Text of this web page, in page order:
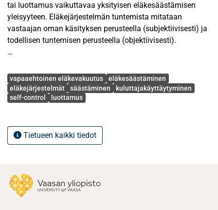
tai luottamus vaikuttavaa yksityisen eläkesäästämisen
yleisyyteen. Eläkejärjestelmän tuntemista mitataan
vastaajan oman käsityksen perusteella (subjektiivisesti) ja
todellisen tuntemisen perusteella (objektiivisesti).
Eläkejärjestelmät mahdollistavat yksilöille yksityistä
säästämistä paremmat mahdollisuudet suojautua
on kuitenkin yhtä monia kuin on maitakin.
Eläkejärjestelmille yhteistä on niiden tavoite mahdollistaa
vallan osallistumiselle voidaan nähdä erilaisia syitä,
esimerkiksi heikoimmassa asemassa olevien kansalaisten
Avainsanat
vapaaehtoinen eläkevakuutus
eläkesäästäminen
eläkejärjestelmät
säästäminen
kuluttajakäyttäytyminen
self-control
luottamus
Tietueen kaikki tiedot